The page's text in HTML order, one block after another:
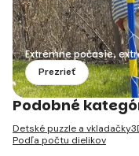
Extrémne počasie,
Prezrieť
Podobné
Detské puzzle a vkladačky
Podľa počtu dielikov